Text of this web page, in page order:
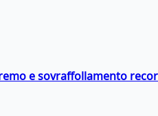
e sovraffollamento